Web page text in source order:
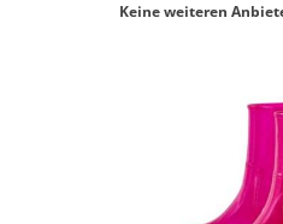
Keine weiteren